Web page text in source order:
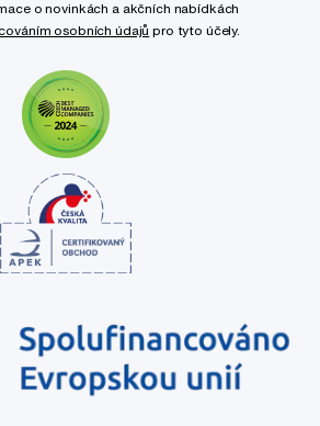
o novinkách a akčních nabídkách
osobních údajů pro tyto účely.